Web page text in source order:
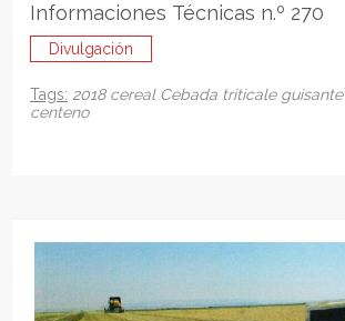
Informaciones Técnicas n.º 270
Divulgación
Tags: 2018 cereal Cebada triticale guisante
centeno